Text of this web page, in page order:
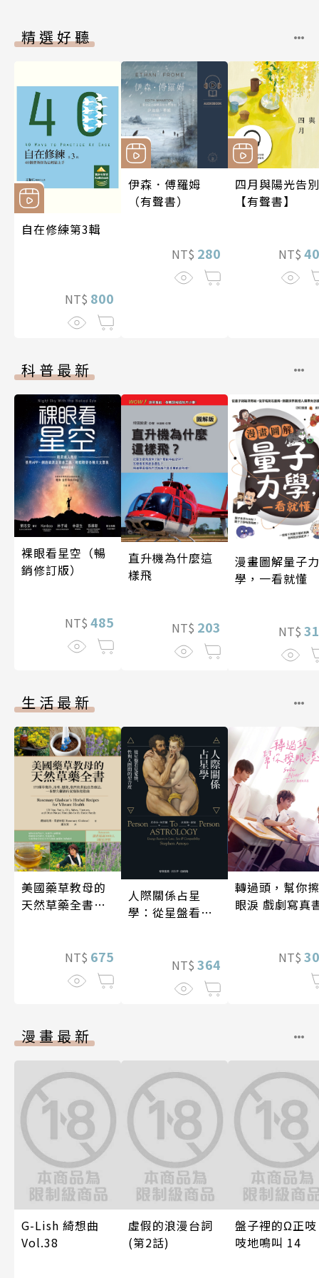
精選好聽
自在修練第3輯
NT$ 800
伊森．傅羅姆
（有聲書）
NT$ 280
四月與陽光告別
【有聲書】
NT$
科普最新
裸眼看星空（暢
銷修訂版）
NT$ 485
直升機為什麼這
樣飛
NT$ 203
漫畫圖解量子力
學，一看就懂
NT$
生活最新
美國藥草教母的
天然草藥全書
NT$ 675
人際關係占星
學：從星盤看見
NT$ 364
轉過頭，幫你擦
眼淚 戲劇寫真
NT$
漫畫最新
G-Lish 綺想曲
Vol.38
虛假的浪漫台詞
(第2話)
盤子裡的Ω正吱
吱地鳴叫 14